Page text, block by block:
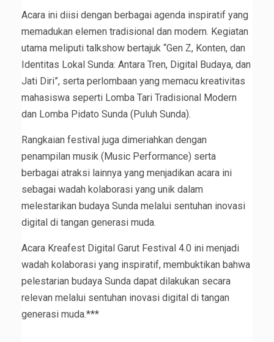
Acara ini diisi dengan berbagai agenda inspiratif yang
memadukan elemen tradisional dan modern. Kegiatan
utama meliputi talkshow bertajuk “Gen Z, Konten, dan
Identitas Lokal Sunda: Antara Tren, Digital Budaya, dan
Jati Diri”, serta perlombaan yang memacu kreativitas
mahasiswa seperti Lomba Tari Tradisional Modern
dan Lomba Pidato Sunda (Puluh Sunda).
Rangkaian festival juga dimeriahkan dengan
penampilan musik (Music Performance) serta
berbagai atraksi lainnya yang menjadikan acara ini
sebagai wadah kolaborasi yang unik dalam
melestarikan budaya Sunda melalui sentuhan inovasi
digital di tangan generasi muda.
Acara Kreafest Digital Garut Festival 4.0 ini menjadi
wadah kolaborasi yang inspiratif, membuktikan bahwa
pelestarian budaya Sunda dapat dilakukan secara
relevan melalui sentuhan inovasi digital di tangan
generasi muda.***